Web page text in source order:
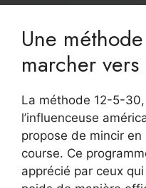
Une
marcher
La méthode 12-5-
l’influenceuse
propose de mincir
course. Ce
apprécié par ceux